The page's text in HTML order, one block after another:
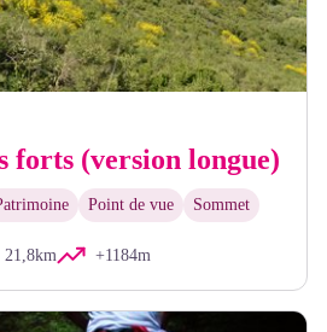
forts (version longue)
Point de vue Sommet
21,8km +1184m